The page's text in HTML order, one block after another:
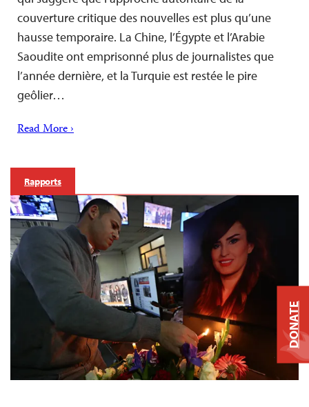
couverture critique des nouvelles est plus qu’une
hausse temporaire. La Chine, l’Égypte et l’Arabie
Saoudite ont emprisonné plus de journalistes que
l’année dernière, et la Turquie est restée le pire
geôlier…
Read More ›
Rapports
DONATE